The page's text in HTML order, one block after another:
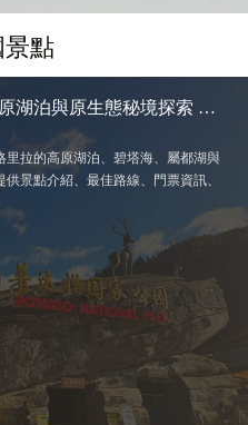
景點
普達措國家公園旅遊攻略：高原湖泊與原生態秘境探索 🌲🏔️
拉的高原湖泊、碧塔海、屬都湖與
景點介紹、最佳路線、門票資訊、